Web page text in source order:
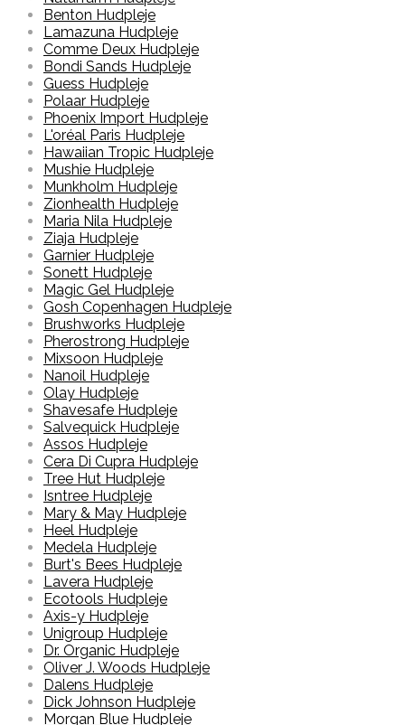
Benton Hudpleje
Lamazuna Hudpleje
Comme Deux Hudpleje
Bondi Sands Hudpleje
Guess Hudpleje
Polaar Hudpleje
Phoenix Import Hudpleje
L'oréal Paris Hudpleje
Hawaiian Tropic Hudpleje
Mushie Hudpleje
Munkholm Hudpleje
Zionhealth Hudpleje
Maria Nila Hudpleje
Ziaja Hudpleje
Garnier Hudpleje
Sonett Hudpleje
Magic Gel Hudpleje
Gosh Copenhagen Hudpleje
Brushworks Hudpleje
Pherostrong Hudpleje
Mixsoon Hudpleje
Nanoil Hudpleje
Olay Hudpleje
Shavesafe Hudpleje
Salvequick Hudpleje
Assos Hudpleje
Cera Di Cupra Hudpleje
Tree Hut Hudpleje
Isntree Hudpleje
Mary & May Hudpleje
Heel Hudpleje
Medela Hudpleje
Burt's Bees Hudpleje
Lavera Hudpleje
Ecotools Hudpleje
Axis-y Hudpleje
Unigroup Hudpleje
Dr. Organic Hudpleje
Oliver J. Woods Hudpleje
Dalens Hudpleje
Dick Johnson Hudpleje
Morgan Blue Hudpleje